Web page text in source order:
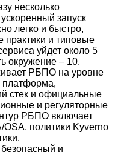
несколько
запуск
легко и быстро,
и типовые
уйдет около 5
окружение – 10.
РБПО на уровне
платформа,
стек и официальные
и регуляторные
РБПО включает
политики Kyverno
и